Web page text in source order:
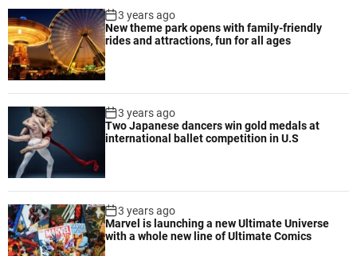
3 years ago
New theme park opens with family-friendly
rides and attractions, fun for all ages
3 years ago
Two Japanese dancers win gold medals at
international ballet competition in U.S
3 years ago
Marvel is launching a new Ultimate Universe
with a whole new line of Ultimate Comics